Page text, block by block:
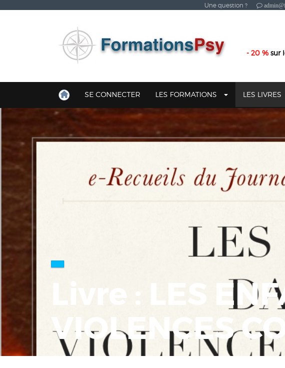
Une question ?
- 20 %sur
SE CONNECTER LES FORMATIONS LES LIVRES
Livre : LES
VIOLENCES